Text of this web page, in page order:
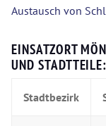
Austausch von
EINSATZORT
UND STADTTEILE:
Stadtbezirk